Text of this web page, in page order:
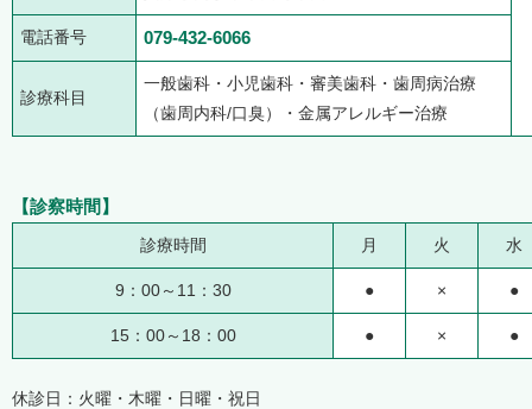
電話番号 079-432-6066
診療科目
一般歯科・小児歯科・審美歯科・歯周病治療
（歯周内科/口臭）・金属アレルギー治療
【診察時間】
診療時間
月 火 水
9：00～11：30 ● × ●
15：00～18：00 ● × ●
休診日：火曜・木曜・日曜・祝日